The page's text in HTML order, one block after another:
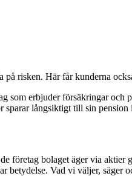
på risken. Här får kunderna
som erbjuder försäkringar och
sparar långsiktigt till sin
företag bolaget äger via
betydelse. Vad vi väljer, säger